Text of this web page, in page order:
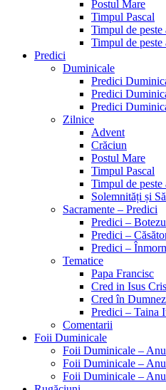
Postul Mare
Timpul Pascal
Timpul de peste
Timpul de
Predici
Duminicale
Predici
Predici
Predici
Zilnice
Advent
Crăciun
Postul Mare
Timpul Pascal
Timpul de peste
Solemnități și
Sacramente – Predici
Predici –
Predici –
Predici –
Tematice
Papa Francisc
Cred in Isus
Cred în
Predici – Taina
Comentarii
Foii Duminicale
Foii Duminicale –
Foii Duminicale –
Foii Duminicale –